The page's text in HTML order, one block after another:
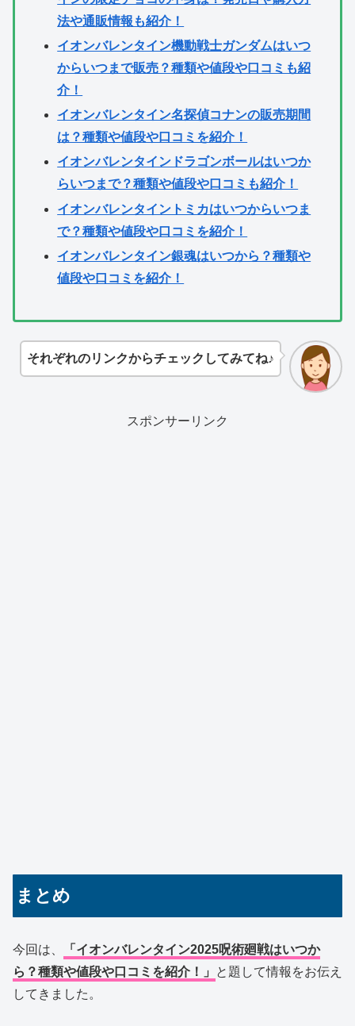
法や通販情報も紹介！
イオンバレンタイン機動戦士ガンダムはいつ
からいつまで販売？種類や値段や口コミも紹
介！
イオンバレンタイン名探偵コナンの販売期間
は？種類や値段や口コミを紹介！
イオンバレンタインドラゴンボールはいつか
らいつまで？種類や値段や口コミも紹介！
イオンバレンタイントミカはいつからいつま
で？種類や値段や口コミを紹介！
イオンバレンタイン銀魂はいつから？種類や
値段や口コミを紹介！
それぞれのリンクからチェックしてみてね♪
スポンサーリンク
まとめ
今回は、
「イオンバレンタイン2025呪術廻戦はいつか
ら？種類や値段や口コミを紹介！」
と題して情報をお伝え
してきました。